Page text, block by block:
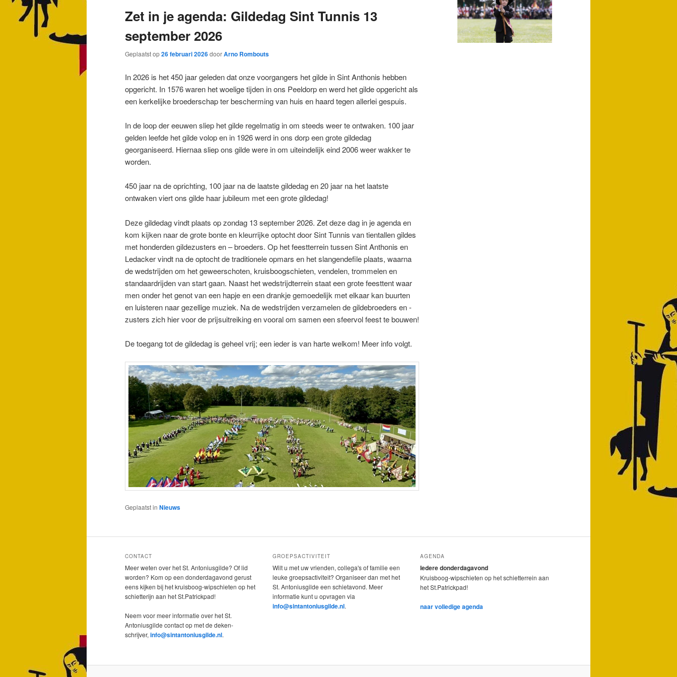
Zet in je agenda: Gildedag Sint Tunnis 13
september 2026
Geplaatst op26 februari 2026doorArno Rombouts
In 2026 is het 450 jaar geleden dat onze voorgangers het gilde in Sint Anthonis hebben
opgericht. In 1576 waren het woelige tijden in ons Peeldorp en werd het gilde opgericht als
een kerkelijke broederschap ter bescherming van huis en haard tegen allerlei gespuis.
In de loop der eeuwen sliep het gilde regelmatig in om steeds weer te ontwaken. 100 jaar
gelden leefde het gilde volop en in 1926 werd in ons dorp een grote gildedag
georganiseerd. Hiernaa sliep ons gilde were in om uiteindelijk eind 2006 weer wakker te
worden.
450 jaar na de oprichting, 100 jaar na de laatste gildedag en 20 jaar na het laatste
ontwaken viert ons gilde haar jubileum met een grote gildedag!
Deze gildedag vindt plaats op zondag 13 september 2026. Zet deze dag in je agenda en
kom kijken naar de grote bonte en kleurrijke optocht door Sint Tunnis van tientallen gildes
met honderden gildezusters en – broeders. Op het feestterrein tussen Sint Anthonis en
Ledacker vindt na de optocht de traditionele opmars en het slangendefile plaats, waarna
de wedstrijden om het geweerschoten, kruisboogschieten, vendelen, trommelen en
standaardrijden van start gaan. Naast het wedstrijdterrein staat een grote feesttent waar
men onder het genot van een hapje en een drankje gemoedelijk met elkaar kan buurten
en luisteren naar gezellige muziek. Na de wedstrijden verzamelen de gildebroeders en -
zusters zich hier voor de prijsuitreiking en vooral om samen een sfeervol feest te bouwen!
De toegang tot de gildedag is geheel vrij; een ieder is van harte welkom! Meer info volgt.
Geplaatst in Nieuws
CONTACT
Meer weten over het St. Antoniusgilde? Of lid
worden? Kom op een donderdagavond gerust
eens kijken bij het kruisboog-wipschieten op het
schietterijn aan het St.Patrickpad!
Neem voor meer informatie over het St.
Antoniusgilde contact op met de deken-
schrijver, info@sintantoniusgilde.nl.
GROEPSACTIVITEIT
Wilt u met uw vrienden, collega's of familie een
leuke groepsactiviteit? Organiseer dan met het
St. Antoniusgilde een schietavond. Meer
informatie kunt u opvragen via
info@sintantoniusgilde.nl.
AGENDA
Iedere donderdagavond
Kruisboog-wipschieten op het schietterrein aan
het St.Patrickpad!
naar volledige agenda